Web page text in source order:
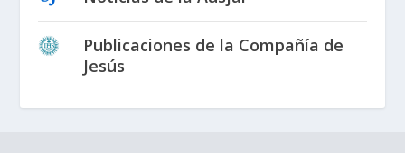
Publicaciones de la Compañía de
Jesús